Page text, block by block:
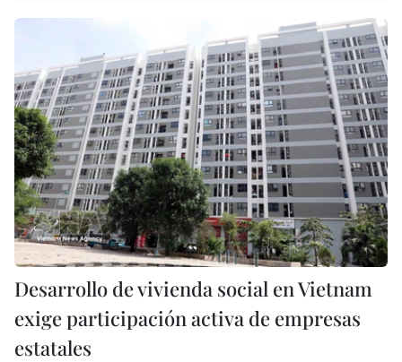
Desarrollo de vivienda social en Vietnam
exige participación activa de empresas
estatales